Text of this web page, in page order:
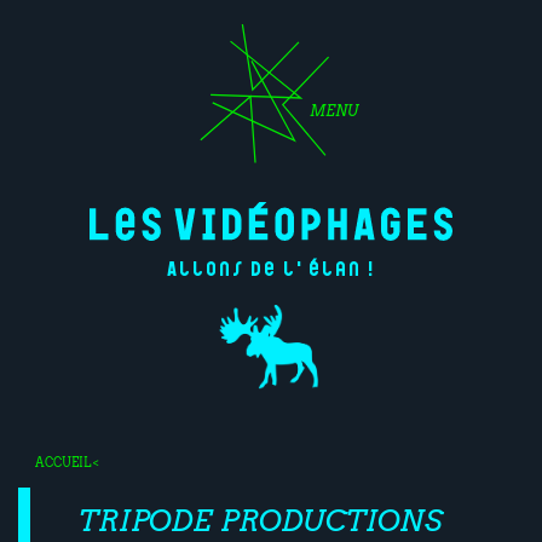
MENU
Allons de l'élan !
ACCUEIL<
TRIPODE PRODUCTIONS